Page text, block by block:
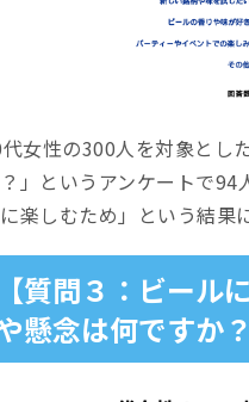
女性の300人を対象とし
」というアンケートで
楽しむため」という結果
質問３：ビール
懸念は何ですか？